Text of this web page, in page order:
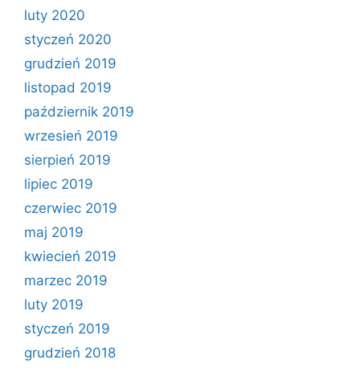
luty 2020
styczeń 2020
grudzień 2019
listopad 2019
październik 2019
wrzesień 2019
sierpień 2019
lipiec 2019
czerwiec 2019
maj 2019
kwiecień 2019
marzec 2019
luty 2019
styczeń 2019
grudzień 2018